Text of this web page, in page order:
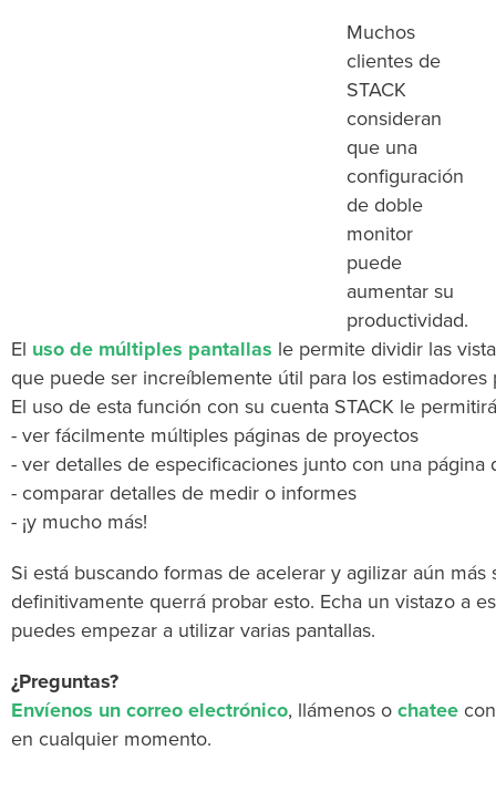
Muchos
clientes de
STACK
consideran
que una
configuración
de doble
monitor
puede
aumentar su
productividad.
El uso de múltiples pantallas le permite dividir las
que puede ser increíblemente útil para los estimadores
El uso de esta función con su cuenta STACK le
- ver fácilmente múltiples páginas de proyectos
- ver detalles de especificaciones junto con una página
- comparar detalles de medir o informes
- ¡y mucho más!
Si está buscando formas de acelerar y agilizar aún
definitivamente querrá probar esto. Echa un vistazo a
puedes empezar a utilizar varias pantallas.
¿Preguntas?
Envíenos un correo electrónico, llámenos o chatee
en cualquier momento.